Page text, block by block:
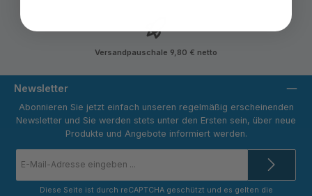
Versandpauschale 9,80 € netto
Newsletter
Abonnieren Sie jetzt einfach unseren regelmäßig erscheinenden
Newsletter und Sie werden stets unter den Ersten sein, über neue
Produkte und Angebote informiert werden.
Mail-
*
Diese Seite ist durch reCAPTCHA geschützt und es gelten die